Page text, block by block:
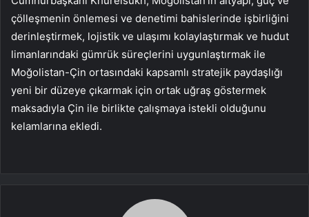
çölleşmenin önlemesi ve denetimi bahislerinde işbirliğini
derinleştirmek, lojistik ve ulaşımı kolaylaştırmak ve hudut
limanlarındaki gümrük süreçlerini uygunlaştırmak ile
Moğolistan-Çin ortasındaki kapsamlı stratejik paydaşlığı
yeni bir düzeye çıkarmak için ortak uğraş göstermek
maksadıyla Çin ile birlikte çalışmaya istekli olduğunu
kelamlarına ekledi.